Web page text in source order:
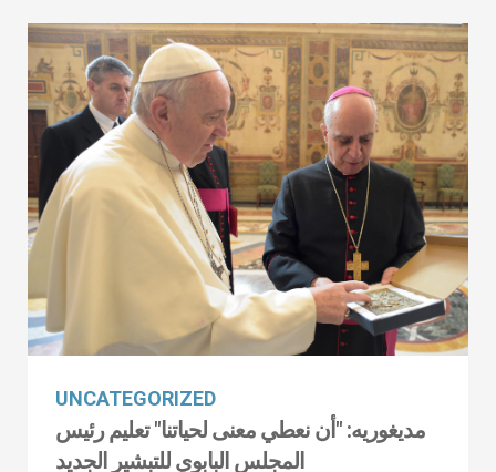
UNCATEGORIZED
مديغوريه: "أن نعطي معنى لحياتنا" تعليم رئيس
المجلس البابوي للتبشير الجديد